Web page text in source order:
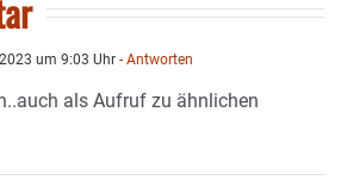
um 9:03 Uhr - Antworten
als Aufruf zu ähnlichen